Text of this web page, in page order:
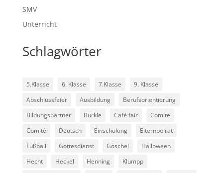
SMV
Unterricht
Schlagwörter
5.Klasse 6. Klasse 7.Klasse
9. Klasse
Abschlussfeier
Ausbildung
Berufsorientierung
Bildungspartner
Bürkle Café fair
Comite
Comité
Deutsch Einschulung
Elternbeirat
Fußball
Gottesdienst Göschel
Halloween
Hecht
Heckel Henning
Klumpp